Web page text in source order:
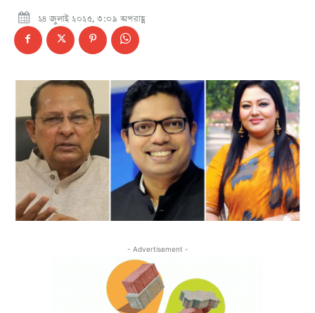
২৪ জুলাই ২০২৫, ৩:০৯ অপরাহ্ণ
- Advertisement -